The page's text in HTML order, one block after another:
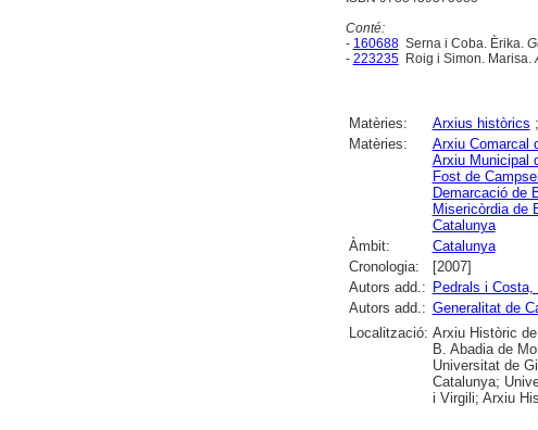
Conté:
- 160688Serna i Coba. Èrika.
- 223235Roig i Simon. Marisa.
Matèries: Arxius històrics ;
Matèries:
Arxiu Comarcal
Arxiu Municipal
Fost de
Demarcació de
Misericòrdia de
Catalunya
Àmbit:
Catalunya
Cronologia:
[2007]
Autors add.: Pedrals i Costa,
Autors add.: Generalitat de
Localització: Arxiu Històric
B. Abadia de
Universitat de
Catalunya;
i Virgili; Arxiu